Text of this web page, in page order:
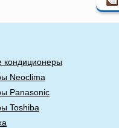
кондиционеры
Neoclima
Panasonic
Toshiba